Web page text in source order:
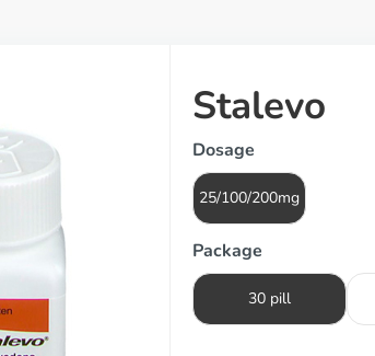
Stalevo
Dosage
25/100/200mg
Package
30 pill